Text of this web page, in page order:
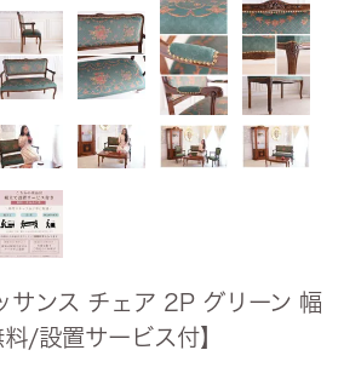
サンス チェア 2P グリーン 幅
/設置サービス付】